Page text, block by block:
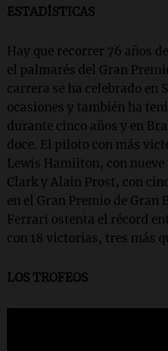
ESTADÍSTICAS
Hay que recorrer 76 años
el palmarés del Gran
carrera se ha celebrado en
ocasiones y también ha
durante cinco años y en
doce. El piloto con más
Lewis Hamilton, con
Clark y Alain Prost, con
en el Gran Premio de Gran
Ferrari ostenta el récord
con 18 victorias, tres más
LOS TROFEOS